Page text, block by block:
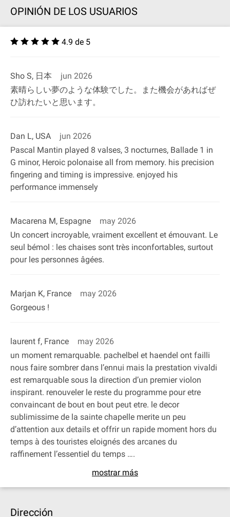
OPINIÓN DE LOS USUARIOS
4.9 de 5
Sho S, 日本
jun 2026
素晴らしい夢のような体験でした。また機会があればぜ
ひ訪れたいと思います。
Dan L, USA
jun 2026
Pascal Mantin played 8 valses, 3 nocturnes, Ballade 1 in
G minor, Heroic polonaise all from memory. his precision
fingering and timing is impressive. enjoyed his
performance immensely
Macarena M, Espagne
may 2026
Un concert incroyable, vraiment excellent et émouvant. Le
seul bémol : les chaises sont très inconfortables, surtout
pour les personnes âgées.
Marjan K, France
may 2026
Gorgeous !
laurent f, France
may 2026
un moment remarquable. pachelbel et haendel ont failli
nous faire sombrer dans l’ennui mais la prestation vivaldi
est remarquable sous la direction d’un premier violon
inspirant. renouveler le reste du programme pour etre
convaincant de bout en bout peut etre. le decor
sublimissime de la sainte chapelle merite un peu
d’attention aux details et offrir un rapide moment hors du
temps à des touristes eloignés des arcanes du
raffinement l’essentiel du temps ….
mostrar más
Dirección